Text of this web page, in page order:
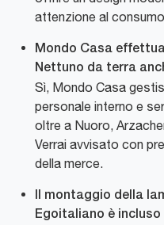
attenzione al
Mondo Casa
Nettuno da terra
Sì, Mondo Casa
personale interno e
oltre a Nuoro,
Verrai avvisato con
della merce.
Il montaggio della
Egoitaliano è incluso